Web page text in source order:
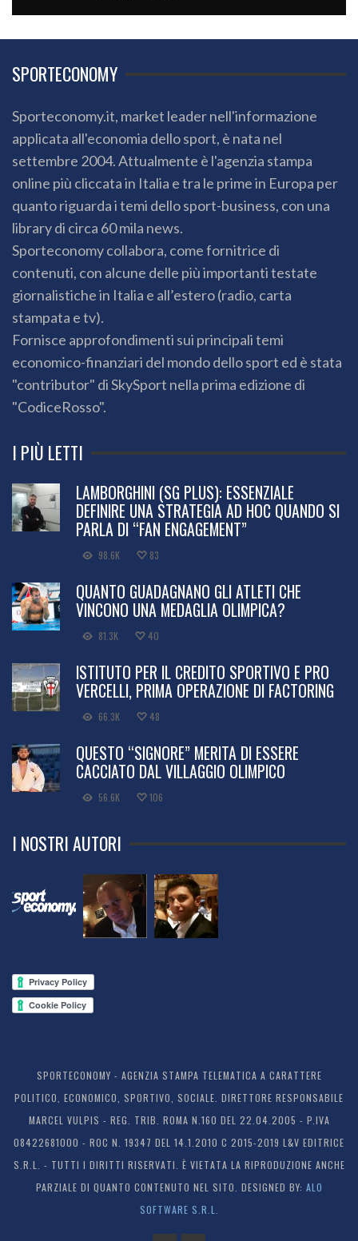
SPORTECONOMY
Sporteconomy.it, market leader nell'informazione
applicata all'economia dello sport, è nata nel
settembre 2004. Attualmente è l'agenzia stampa
online più cliccata in Italia e tra le prime in Europa per
quanto riguarda i temi dello sport-business, con una
library di circa 60 mila news.
Sporteconomy collabora, come fornitrice di
contenuti, con alcune delle più importanti testate
giornalistiche in Italia e all’estero (radio, carta
stampata e tv).
Fornisce approfondimenti sui principali temi
economico-finanziari del mondo dello sport ed è stata
"contributor" di SkySport nella prima edizione di
"CodiceRosso".
I PIÙ LETTI
LAMBORGHINI (SG PLUS): ESSENZIALE
DEFINIRE UNA STRATEGIA AD HOC QUANDO SI
PARLA DI “FAN ENGAGEMENT”
98.6K 83
QUANTO GUADAGNANO GLI ATLETI CHE
VINCONO UNA MEDAGLIA OLIMPICA?
81.3K 40
ISTITUTO PER IL CREDITO SPORTIVO E PRO
VERCELLI, PRIMA OPERAZIONE DI FACTORING
66.3K 48
QUESTO “SIGNORE” MERITA DI ESSERE
CACCIATO DAL VILLAGGIO OLIMPICO
56.6K 106
I NOSTRI AUTORI
SPORTECONOMY - AGENZIA STAMPA TELEMATICA A CARATTERE
POLITICO, ECONOMICO, SPORTIVO, SOCIALE. DIRETTORE RESPONSABILE
MARCEL VULPIS - REG. TRIB. ROMA N.160 DEL 22.04.2005 - P.IVA
08422681000 - ROC N. 19347 DEL 14.1.2010 C 2015-2019 L&V EDITRICE
S.R.L. - TUTTI I DIRITTI RISERVATI. È VIETATA LA RIPRODUZIONE ANCHE
PARZIALE DI QUANTO CONTENUTO NEL SITO. DESIGNED BY: ALO
SOFTWARE S.R.L.